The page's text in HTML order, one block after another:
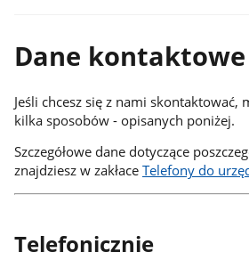
Dane kontaktowe
Jeśli chcesz się z nami skontaktować,
kilka sposobów - opisanych poniżej.
Szczegółowe dane dotyczące
znajdziesz w zakłace Telefony do
Telefonicznie